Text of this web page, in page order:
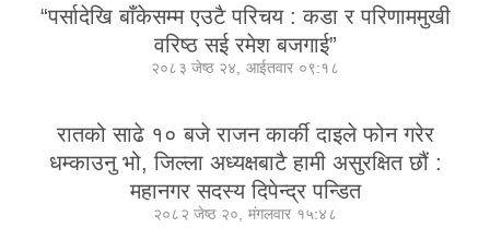
“पर्सादेखि बाँकेसम्म एउटै परिचय : कडा र परिणाममुखी
वरिष्ठ सई रमेश बजगाई”
२०८३ जेष्ठ २४, आईतवार ०९:१८
रातको साढे १० बजे राजन कार्की दाइले फोन गरेर
धम्काउनु भो, जिल्ला अध्यक्षबाटै हामी असुरक्षित छौं :
महानगर सदस्य दिपेन्द्र पन्डित
२०८२ जेष्ठ २०, मंगलवार १५:४८